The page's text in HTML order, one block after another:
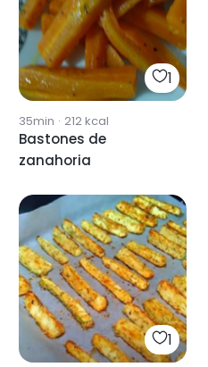
1
35min · 212kcal
Bastones de
zanahoria
1